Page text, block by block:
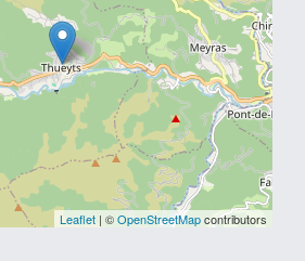
Leaflet | ©OpenStreetMapcontributors